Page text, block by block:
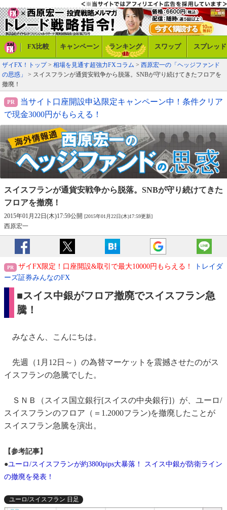
FX比較 キャンペーン ランキング スワップ スプレッド
ザイFX！トップ> 相場を見通す超強力FXコラム > 西原宏一の「ヘッジファンド
の思惑」
> スイスフランが通貨安戦争から脱落。SNBが守り続けてきたフロアを
撤廃！
当サイト口座開設申込限定キャンペーン中！条件クリア
で現金3000円がもらえる！
スイスフランが通貨安戦争から脱落。 SNBが守り続けてきた
フロアを撤廃！
2015年01月22日(木)17:59公開 [2015年01月22日(木)17:59更新]
西原宏一
ザイFX限定！口座開設&取引で最大10000円もらえる！
トレイダ
ーズ証券みんなのFX
■スイス中銀がフロア撤廃でスイスフラン急
騰！
みなさん、こんにちは。
先週（1月12日～）の為替マーケットを震撼させたのがス
イスフランの急騰でした。
ＳＮＢ（スイス国立銀行[スイスの中央銀行]）が、ユーロ/
スイスフランのフロア（＝1.2000フラン)を撤廃したことが
スイスフラン急騰を演出。
【参考記事】
●ユーロ/スイスフランが約3800pips大暴落！ スイス中銀が防衛ライン
の撤廃を発表！
ユーロ/スイスフラン 日足